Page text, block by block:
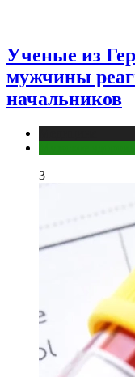
Ученые из
мужчины
начальников
3